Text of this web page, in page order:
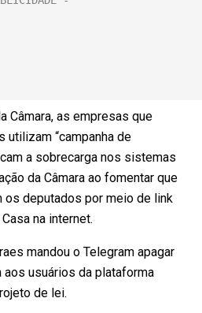
Câmara, as empresas que
“campanha de
a sobrecarga nos sistemas
da Câmara ao fomentar que
deputados por meio de link
na internet.
mandou o Telegram apagar
aos usuários da plataforma
de lei.